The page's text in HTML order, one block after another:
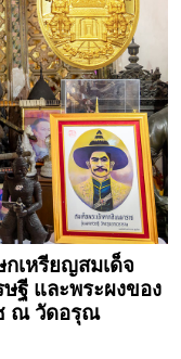
เหรียญสมเด็จ
ฐี และพระผงของ
ณ วัดอรุณ